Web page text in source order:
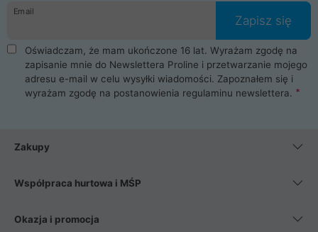
Email
Zapisz się
Oświadczam, że mam ukończone 16 lat. Wyrażam zgodę na
zapisanie mnie do Newslettera Proline i przetwarzanie mojego
adresu e-mail w celu wysyłki wiadomości. Zapoznałem się i
wyrażam zgodę na postanowienia regulaminu newslettera.
Zakupy
Współpraca hurtowa i MŚP
Okazja i promocja